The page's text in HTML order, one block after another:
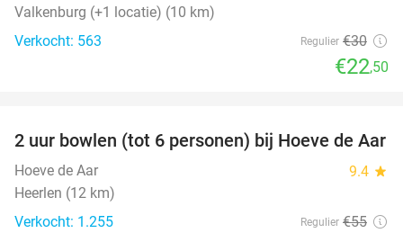
Valkenburg (+1 locatie) (10 km)
Verkocht: 563
Regulier €30
€22,50
50%
2 uur bowlen (tot 6 personen) bij Hoeve de Aar
Hoeve de Aar 9.4 star
Heerlen (12 km)
Verkocht: 1.255
Regulier €55